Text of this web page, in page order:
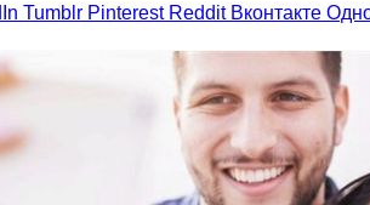
Tumblr Pinterest Reddit Вконтакте